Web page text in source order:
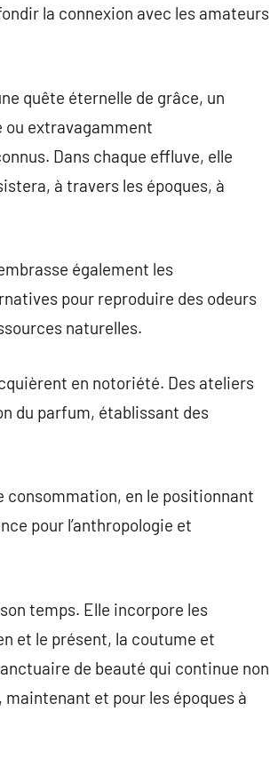
la connexion avec les amateurs
quête éternelle de grâce, un
ou extravagamment
Dans chaque effluve, elle
à travers les époques, à
également les
pour reproduire des odeurs
naturelles.
en notoriété. Des ateliers
du parfum, établissant des
consommation, en le positionnant
pour l’anthropologie et
temps. Elle incorpore les
et le présent, la coutume et
de beauté qui continue non
et pour les époques à